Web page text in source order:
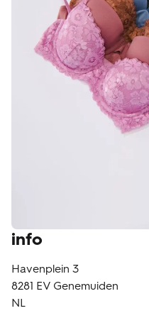
klantenservice
info
Havenplein 3
8281 EV Genemuiden
NL